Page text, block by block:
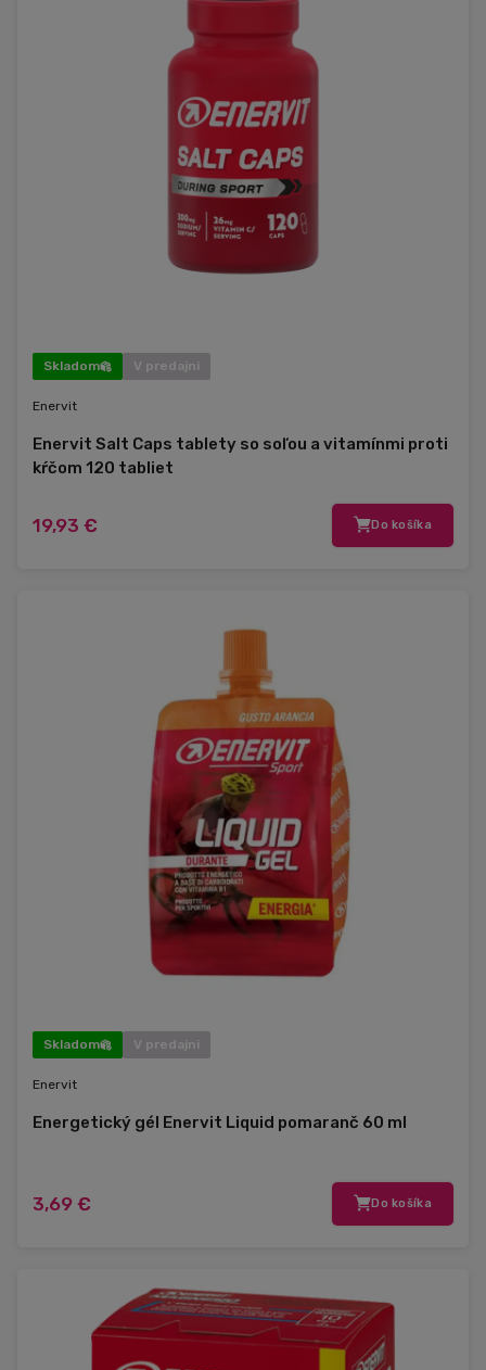
Skladom V predajni
Enervit
Enervit Salt Caps tablety so soľou a vitamínmi proti
kŕčom 120 tabliet
19,93 € Do košíka
Skladom V predajni
Enervit
Energetický gél Enervit Liquid pomaranč 60 ml
3,69 € Do košíka